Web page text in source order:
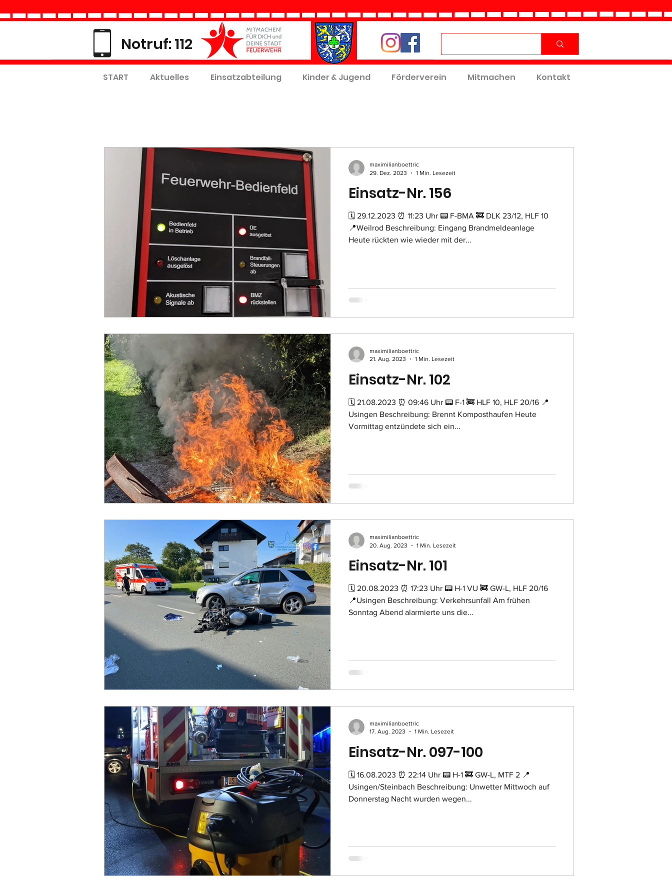
Notruf: 112
START Aktuelles Einsatzabteilung Kinder & Jugend Förderverein Mitmachen Kontakt
Einsatz-Nr. 156
🗓 29.12.2023 ⏰ 11:23 Uhr 📟 F-BMA 🚒 DLK 23/12, HLF 10
📍Weilrod Beschreibung: Eingang Brandmeldeanlage
Heute rückten wie wieder mit der...
maximilianboettric
29. Dez. 2023
1 Min. Lesezeit
Einsatz-Nr. 102
🗓 21.08.2023 ⏰ 09:46 Uhr 📟 F-1 🚒 HLF 10, HLF 20/16 📍
Usingen Beschreibung: Brennt Komposthaufen Heute
Vormittag entzündete sich ein...
maximilianboettric
21. Aug. 2023
1 Min. Lesezeit
Einsatz-Nr. 101
🗓 20.08.2023 ⏰ 17:23 Uhr 📟 H-1 VU 🚒 GW-L, HLF 20/16
📍Usingen Beschreibung: Verkehrsunfall Am frühen
Sonntag Abend alarmierte uns die...
maximilianboettric
20. Aug. 2023
1 Min. Lesezeit
Einsatz-Nr. 097-100
🗓 16.08.2023 ⏰ 22:14 Uhr 📟 H-1 🚒 GW-L, MTF 2 📍
Usingen/Steinbach Beschreibung: Unwetter Mittwoch auf
Donnerstag Nacht wurden wegen...
maximilianboettric
17. Aug. 2023
1 Min. Lesezeit